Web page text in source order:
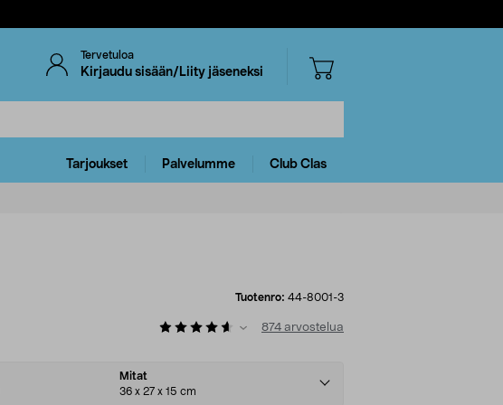
Tervetuloa
Kirjaudu sisään/Liity jäseneksi
Tarjoukset Palvelumme Club Clas
Tuotenro: 44-8001-3
874 arvostelua
Mitat
36 x 27 x 15 cm